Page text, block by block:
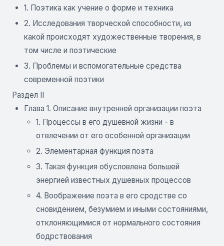
1. Поэтика как учение о форме и техника
2. Исследования творческой способности, из
какой происходят художественные творения, в
том числе и поэтические
3. Проблемы и вспомогательные средства
современной поэтики
Раздел II
Глава 1. Описание внутренней организации поэта
1. Процессы в его душевной жизни - в
отвлечении от его особенной организации
2. Элементарная функция поэта
3. Такая функция обусловлена большей
энергией известных душевных процессов
4. Воображение поэта в его сродстве со
сновидением, безумием и иными состояниями,
отклоняющимися от нормального состояния
бодрствования